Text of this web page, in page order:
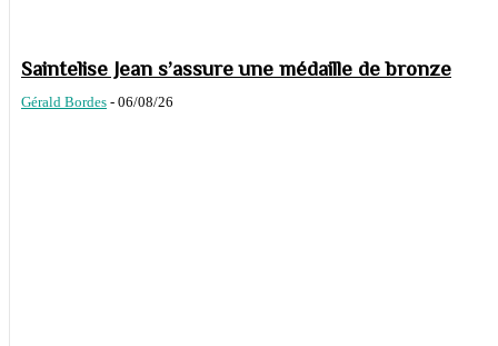
Saintelise Jean s’assure une médaille de bronze
Gérald Bordes - 06/08/26